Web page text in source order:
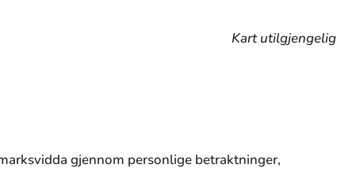
Kart utilgjengelig
gjennom personlige betraktninger,